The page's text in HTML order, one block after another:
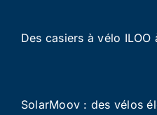
Des casiers à vélo ILOO
SolarMoov : des vélos